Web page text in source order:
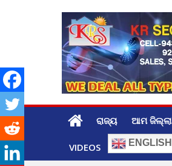
ରାଜ୍ୟ ଆମ ଜିଲ୍ଲା
VIDEOS ENGLISH